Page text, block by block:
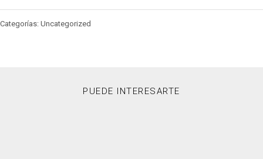
Categorías: Uncategorized
PUEDE INTERESARTE